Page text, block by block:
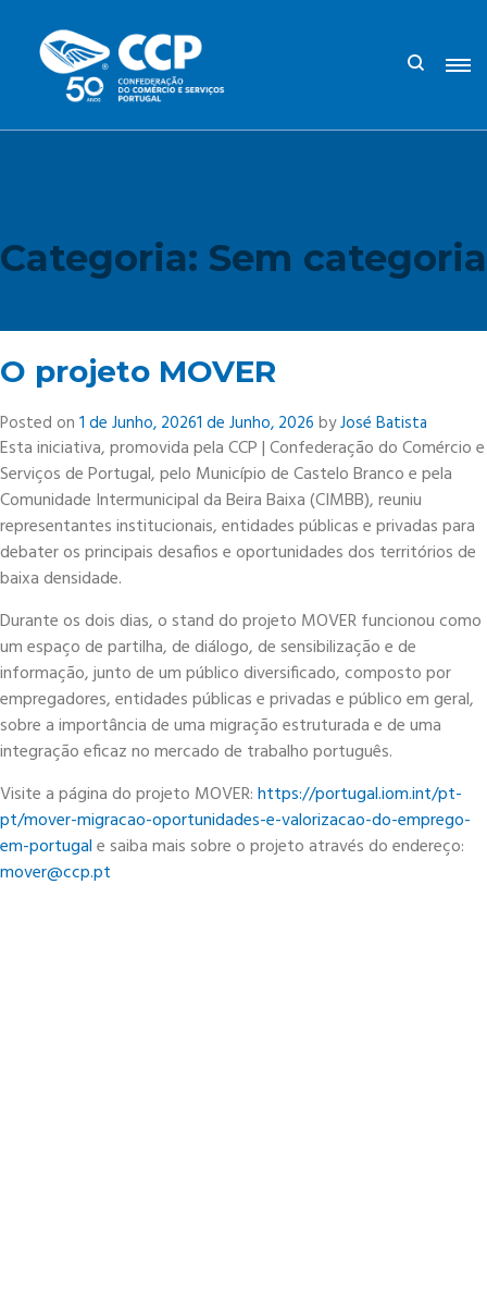
Categoria: Sem categoria
O projeto MOVER
Posted on 1 de Junho, 20261 de Junho, 2026 byJosé Batista
Esta iniciativa, promovida pela CCP | Confederação do Comércio e
Serviços de Portugal, pelo Município de Castelo Branco e pela
Comunidade Intermunicipal da Beira Baixa (CIMBB), reuniu
representantes institucionais, entidades públicas e privadas para
debater os principais desafios e oportunidades dos territórios de
baixa densidade.
Durante os dois dias, o stand do projeto MOVER funcionou como
um espaço de partilha, de diálogo, de sensibilização e de
informação, junto de um público diversificado, composto por
empregadores, entidades públicas e privadas e público em geral,
sobre a importância de uma migração estruturada e de uma
integração eficaz no mercado de trabalho português.
Visite a página do projeto MOVER:https://portugal.iom.int/pt-
pt/mover-migracao-oportunidades-e-valorizacao-do-emprego-
em-portugale saiba mais sobre o projeto através do endereço:
mover@ccp.pt